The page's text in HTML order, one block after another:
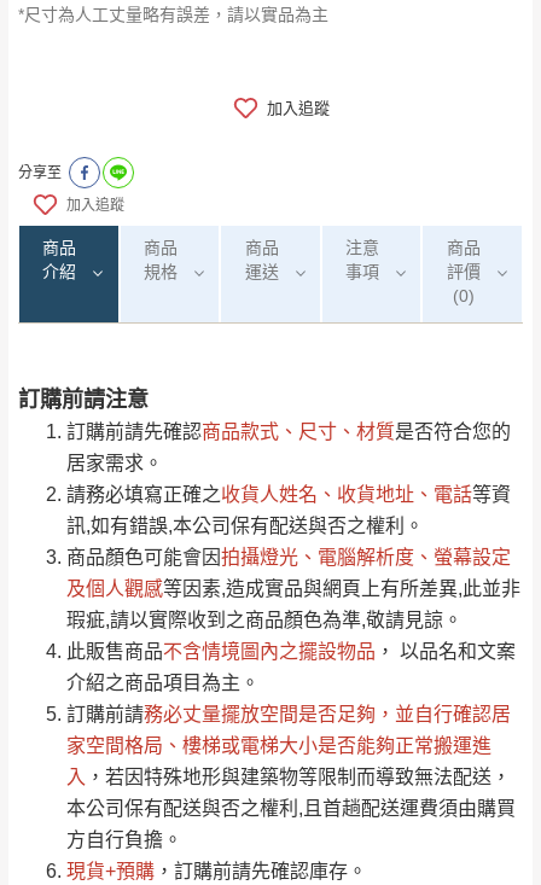
*尺寸為人工丈量略有誤差，請以實品為主
加入追蹤
分享至
加入追蹤
商品
介紹
商品
規格
商品
運送
注意
事項
商品
評價
(0)
訂購前請注意
訂購前請先確認商品款式、尺寸、材質是否符合您的
居家需求。
請務必填寫正確之收貨人姓名、收貨地址、電話等資
訊,如有錯誤,本公司保有配送與否之權利。
商品顏色可能會因拍攝燈光、電腦解析度、螢幕設定
及個人觀感等因素,造成實品與網頁上有所差異,此並非
瑕疵,請以實際收到之商品顏色為準,敬請見諒。
此販售商品不含情境圖內之擺設物品 ， 以品名和文案
介紹之商品項目為主。
訂購前請務必丈量擺放空間是否足夠 ，並自行確認居
家空間格局、 樓梯或電梯大小是否能夠正常搬運進
入 ，若因特殊地形與建築物等限制而導致無法配送，
本公司保有配送與否之權利,且首趟配送運費須由購買
方自行負擔。
現貨+預購 ，訂購前請先確認庫存。
運 費 說 明
運送地區 運送費用
偏遠地區
（請先線上詢問 LINE
→@dershin ）
桃園
免 運
復興鄉
新竹
峨眉鄉、五峰鄉、
橫山、北埔鄉、尖
石鄉、寶山鄉山
區、新埔山區、芎
注意事項：
由於品項繁多，網頁無法及時更新，如有需
要購買商品，請於出發前來電或到「官方
Line客服」來信確認商品是否有「現貨」與
「金額」。
若商品價格或庫存有異常，商家有權取消訂
單。部分網路商品恕無法更改原設計或客製，敬請
見諒！
接單後二日內(不含例假日)，我們客服會與您
電話聯絡或E-Mail通知確認訂單。
（線上客
服 LINE → @dershin）
下單前先詢問是否現貨 ，若未詢問下單後無
現貨我們客服會再來電或E-Mail與您聯絡
（洽詢方式請搜尋 Line ID →
0/5 (0)筆
全部 依評論高至低排列
依評論低至高排列 只顯示附上圖片
只顯示附上評論